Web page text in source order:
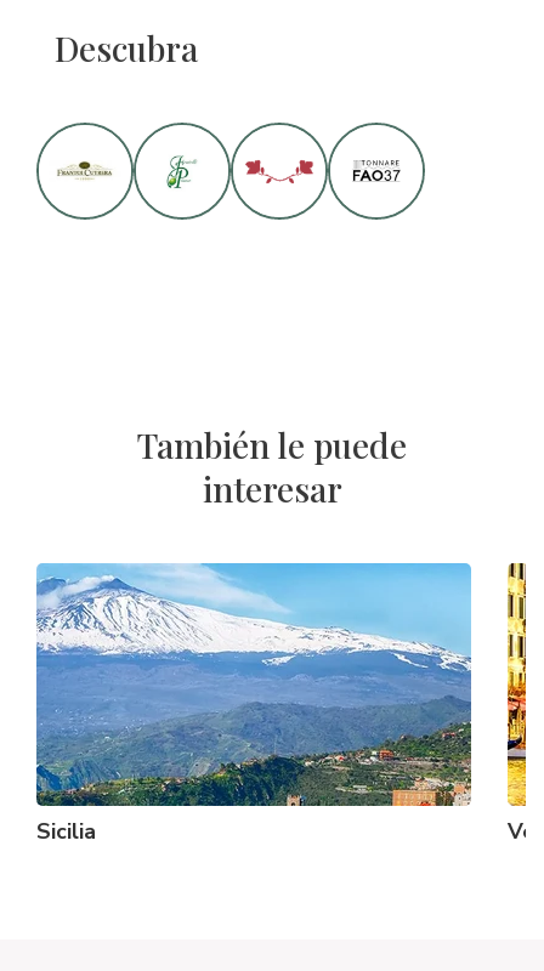
Descubra
También le puede
interesar
Sicilia